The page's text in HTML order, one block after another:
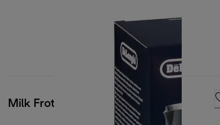
Milk Frothing Jug 500ml Black